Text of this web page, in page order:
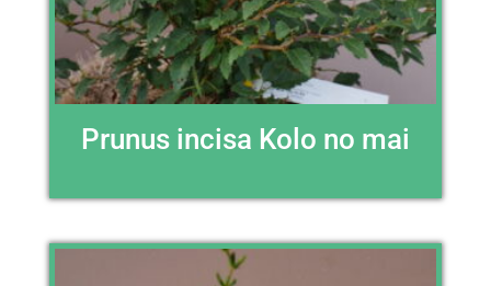
Prunus incisa Kolo no mai